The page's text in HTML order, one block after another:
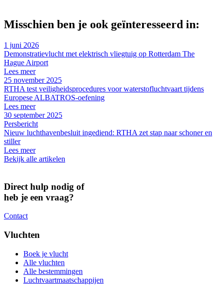
Misschien ben je ook geïnteresseerd in:
1 juni 2026
Demonstratievlucht met elektrisch vliegtuig op Rotterdam The
Hague Airport
Lees meer
25 november 2025
RTHA test veiligheidsprocedures voor waterstofluchtvaart tijdens
Europese ALBATROS-oefening
Lees meer
30 september 2025
Persbericht
Nieuw luchthavenbesluit ingediend: RTHA zet stap naar schoner en
stiller
Lees meer
Bekijk alle artikelen
Direct hulp nodig of
heb je een vraag?
Contact
Vluchten
Boek je vlucht
Alle vluchten
Alle bestemmingen
Luchtvaartmaatschappijen